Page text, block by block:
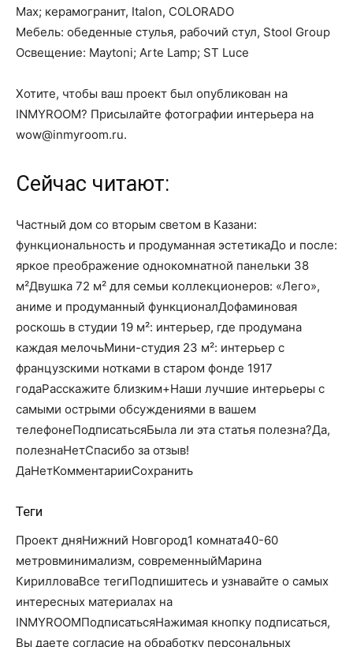
Max; керамогранит, Italon, COLORADO
Мебель: обеденные стулья, рабочий стул, Stool Group
Освещение: Maytoni; Arte Lamp; ST Luce
Хотите, чтобы ваш проект был опубликован на
INMYROOM? Присылайте фотографии интерьера на
wow@inmyroom.ru.
Сейчас читают:
Частный дом со вторым светом в Казани:
функциональность и продуманная эстетикаДо и после:
яркое преображение однокомнатной панельки 38
м²Двушка 72 м² для семьи коллекционеров: «Лего»,
аниме и продуманный функционалДофаминовая
роскошь в студии 19 м²: интерьер, где продумана
каждая мелочьМини-студия 23 м²: интерьер с
французскими нотками в старом фонде 1917
годаРасскажите близким+Наши лучшие интерьеры с
самыми острыми обсуждениями в вашем
телефонеПодписатьсяБыла ли эта статья полезна?Да,
полезнаНетСпасибо за отзыв!
ДаНетКомментарииСохранить
Теги
Проект дняНижний Новгород1 комната40-60
метровминимализм, современныйМарина
КирилловаВсе тегиПодпишитесь и узнавайте о самых
интересных материалах на
INMYROOMПодписатьсяНажимая кнопку подписаться,
Вы даете согласие на обработку персональных